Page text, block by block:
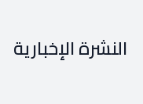
النشرة الإخبارية